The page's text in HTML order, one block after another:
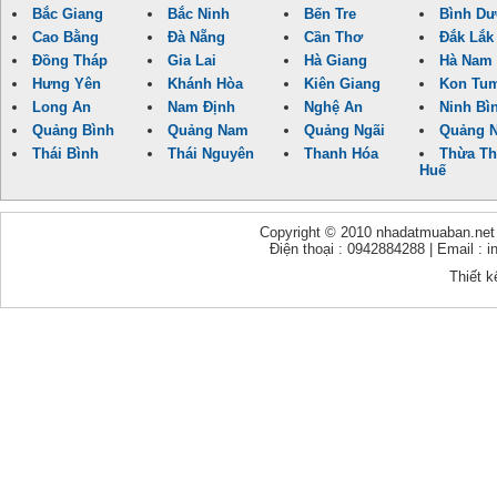
Bắc Giang
Bắc Ninh Bến Tre
Bình
Cao Bằng
Đà Nẵng Cần Thơ
Đắk Lắk
Đồng Tháp
Gia Lai Hà Giang
Hà Nam
Hưng Yên
Khánh Hòa Kiên Giang
Kon
Long An
Nam Định Nghệ An
Ninh
Quảng Bình
Quảng Nam Quảng Ngãi
Quảng
Thái Bình
Thái Nguyên Thanh Hóa
Thừa
Huế
Copyright © 2010
Điện thoại : 0942884288 | Email :
Thiết